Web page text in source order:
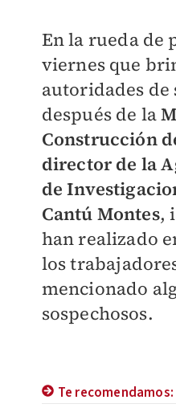
En la rueda de
viernes que
autoridades de
después de la
Construcción
director de la
de
Cantú Montes,
han realizado
los
mencionado
sospechosos.
Te recomendamos: